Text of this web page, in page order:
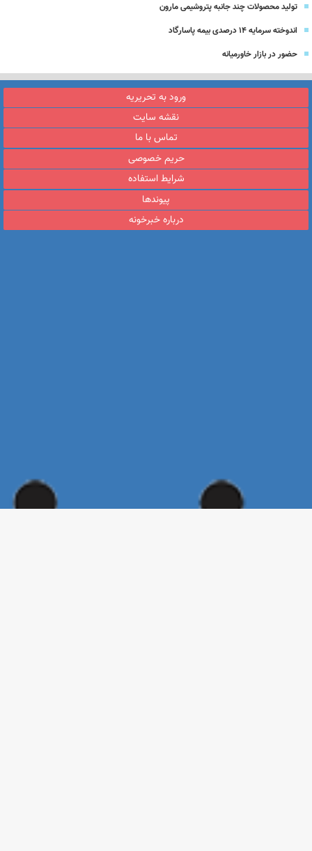
تولید محصولات چند جانبه پتروشیمی مارون
اندوخته سرمایه 14 درصدی بیمه پاسارگاد
حضور در بازار خاورمیانه
ورود به تحریریه
نقشه سایت
تماس با ما
حریم خصوصی
شرایط استفاده
پیوندها
درباره خبرخونه